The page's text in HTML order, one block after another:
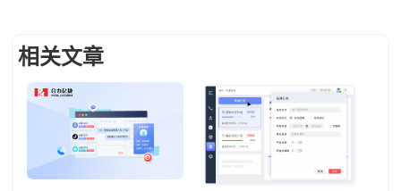
相关文章